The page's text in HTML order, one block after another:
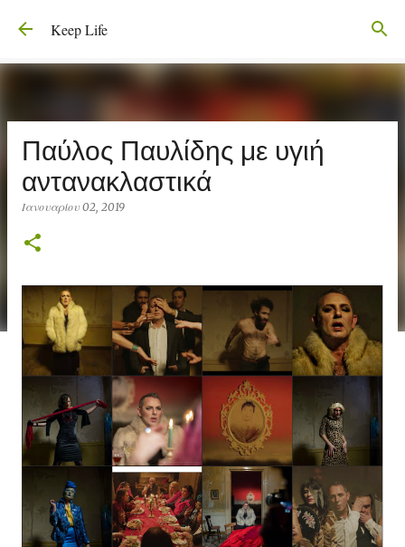
Μετάβαση στο κύριο περιεχόμενο
Keep Life
Παύλος Παυλίδης με υγιή
αντανακλαστικά
Ιανουαρίου 02, 2019